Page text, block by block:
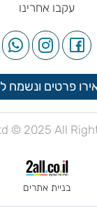
עקבו אחרינו
פרטים ונשמח
© 2025 All
בניית אתרים